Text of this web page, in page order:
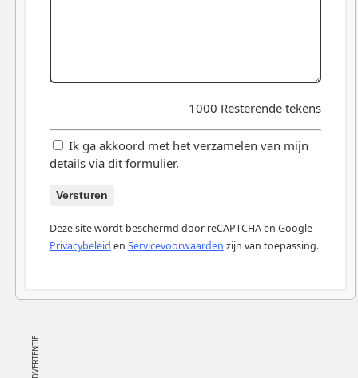
1000 Resterende tekens
Ik ga akkoord met het verzamelen van mijn
details via dit formulier.
Versturen
Deze site wordt beschermd door reCAPTCHA en Google
Privacybeleid en Servicevoorwaarden zijn van toepassing.